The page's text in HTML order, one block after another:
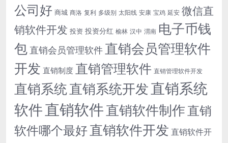
公司好 商城 商洛 复利 多级别 太阳线 安康 宝鸡 延安 微信直
销软件开发 投资 投资分红 榆林 汉中 渭南 电子币钱
包 直销会员管理软件 直销会员管理软件
开发 直销制度 直销管理软件 直销管理软件开发
直销系统直销系统开发直销系统
软件直销软件直销软件制作直销
软件哪个最好直销软件开发 直销软件开